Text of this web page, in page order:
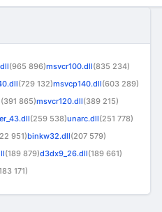
(965 896)msvcr100.dll(835 234)
(729 132)msvcp140.dll(603 289)
(391 865)msvcr120.dll(389 215)
(259 538)unarc.dll(251 778)
951)binkw32.dll(207 579)
(189 879)d3dx9_26.dll(189 661)
171)